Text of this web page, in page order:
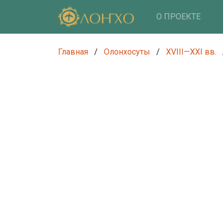
О ПРОЕКТЕ
Главная / Олонхосуты / XVIII—XXI вв.